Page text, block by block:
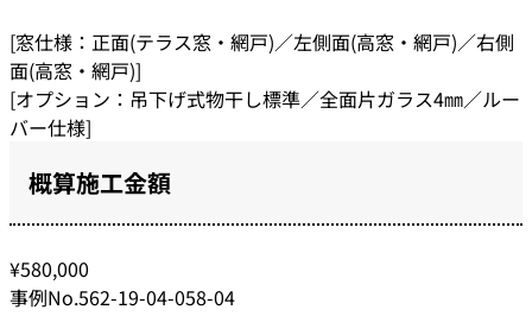
[窓仕様：正面(テラス窓・網戸)／左側面(高窓・網戸)／右側
面(高窓・網戸)]
[オプション：吊下げ式物干し標準／全面片ガラス4㎜／ルー
バー仕様]
概算施工金額
¥580,000
事例No.562-19-04-058-04